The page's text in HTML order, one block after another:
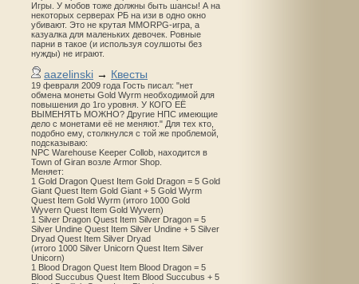
Игры. У мобов тоже должны быть шансы! А на
некоторых серверах РБ на изи в одно окно
убивают. Это не крутая MMORPG-игра, а
казуалка для маленьких девочек. Ровные
парни в такое (и используя соулшоты без
нужды) не играют.
aazelinski → Квесты
19 февраля 2009 года Гость писал: "нет
обмена монеты Gold Wyrm необходимой для
повышения до 1го уровня. У КОГО ЕЁ
ВЫМЕНЯТЬ МОЖНО? Другие НПС имеющие
дело с монетами её не меняют." Для тех кто,
подобно ему, столкнулся с той же проблемой,
подсказываю:
NPC Warehouse Keeper Collob, находится в
Town of Giran возле Armor Shop.
Меняет:
1 Gold Dragon Quest Item Gold Dragon = 5 Gold
Giant Quest Item Gold Giant + 5 Gold Wyrm
Quest Item Gold Wyrm (итого 1000 Gold
Wyvern Quest Item Gold Wyvern)
1 Silver Dragon Quest Item Silver Dragon = 5
Silver Undine Quest Item Silver Undine + 5 Silver
Dryad Quest Item Silver Dryad
(итого 1000 Silver Unicorn Quest Item Silver
Unicorn)
1 Blood Dragon Quest Item Blood Dragon = 5
Blood Succubus Quest Item Blood Succubus + 5